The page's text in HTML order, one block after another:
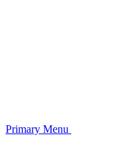
Primary Menu